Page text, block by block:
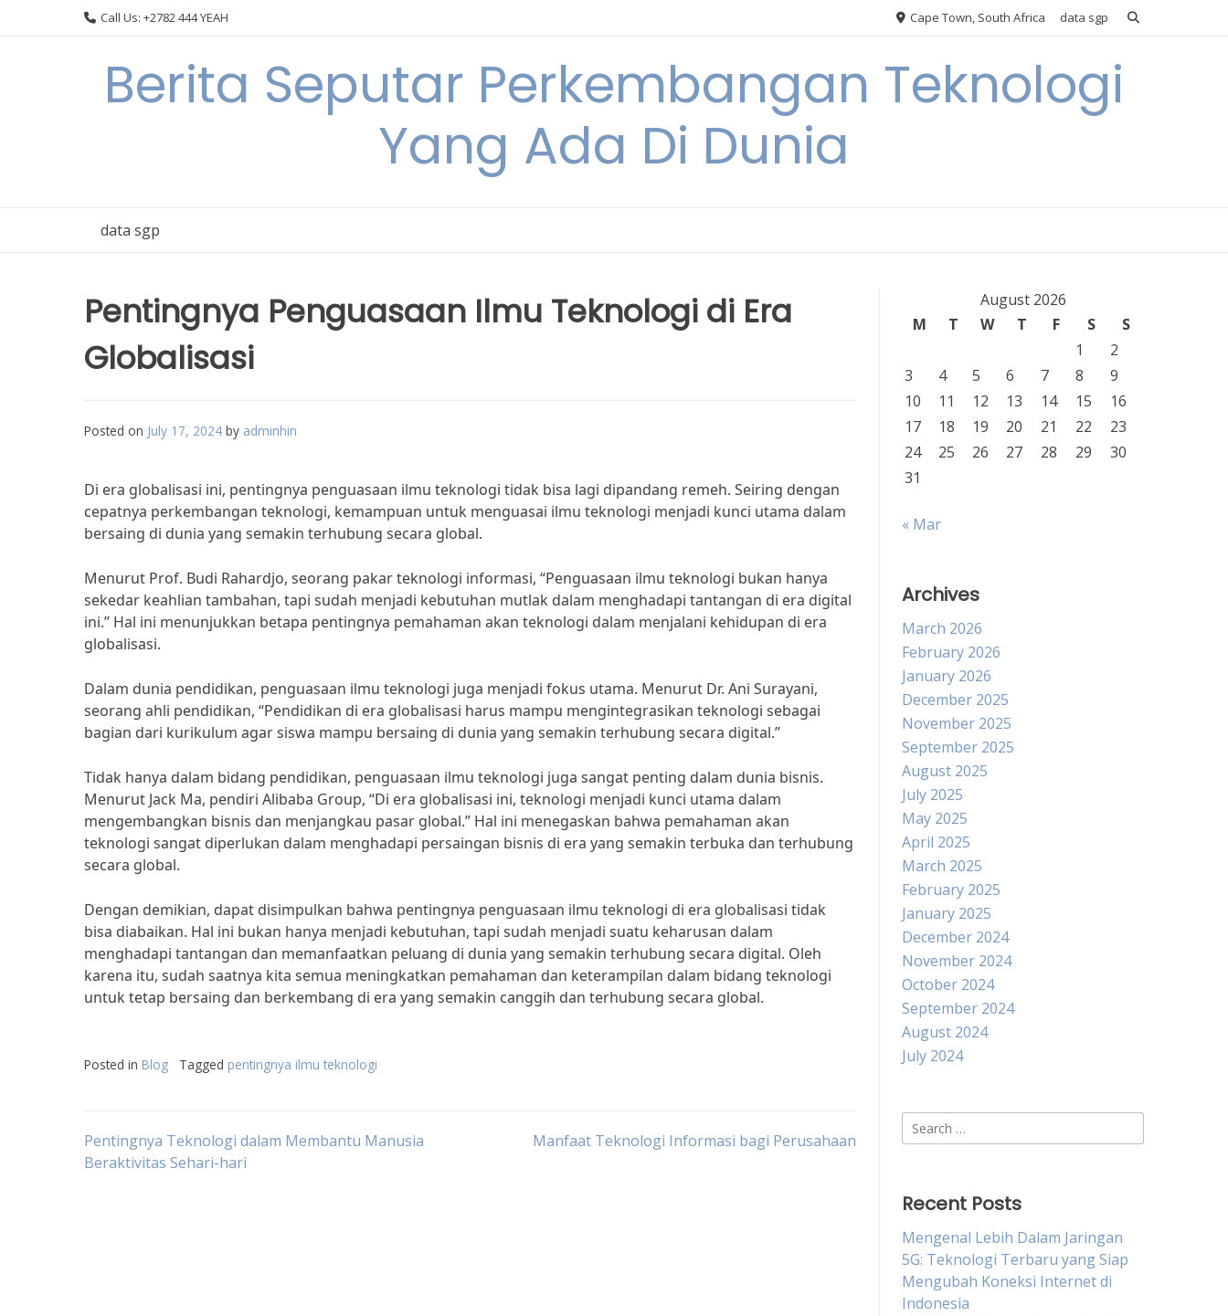
Call Us: +2782 444 YEAH Cape Town, South Africa data sgp
Berita Seputar Perkembangan Teknologi
Yang Ada Di Dunia
data sgp
Pentingnya Penguasaan Ilmu Teknologi di Era
Globalisasi
Posted on July 17, 2024 by adminhin
Di era globalisasi ini, pentingnya penguasaan ilmu teknologi tidak bisa lagi dipandang remeh. Seiring dengan
cepatnya perkembangan teknologi, kemampuan untuk menguasai ilmu teknologi menjadi kunci utama dalam
bersaing di dunia yang semakin terhubung secara global.
Menurut Prof. Budi Rahardjo, seorang pakar teknologi informasi, “Penguasaan ilmu teknologi bukan hanya
sekedar keahlian tambahan, tapi sudah menjadi kebutuhan mutlak dalam menghadapi tantangan di era digital
ini.” Hal ini menunjukkan betapa pentingnya pemahaman akan teknologi dalam menjalani kehidupan di era
globalisasi.
Dalam dunia pendidikan, penguasaan ilmu teknologi juga menjadi fokus utama. Menurut Dr. Ani Surayani,
seorang ahli pendidikan, “Pendidikan di era globalisasi harus mampu mengintegrasikan teknologi sebagai
bagian dari kurikulum agar siswa mampu bersaing di dunia yang semakin terhubung secara digital.”
Tidak hanya dalam bidang pendidikan, penguasaan ilmu teknologi juga sangat penting dalam dunia bisnis.
Menurut Jack Ma, pendiri Alibaba Group, “Di era globalisasi ini, teknologi menjadi kunci utama dalam
mengembangkan bisnis dan menjangkau pasar global.” Hal ini menegaskan bahwa pemahaman akan
teknologi sangat diperlukan dalam menghadapi persaingan bisnis di era yang semakin terbuka dan terhubung
secara global.
Dengan demikian, dapat disimpulkan bahwa pentingnya penguasaan ilmu teknologi di era globalisasi tidak
bisa diabaikan. Hal ini bukan hanya menjadi kebutuhan, tapi sudah menjadi suatu keharusan dalam
menghadapi tantangan dan memanfaatkan peluang di dunia yang semakin terhubung secara digital. Oleh
karena itu, sudah saatnya kita semua meningkatkan pemahaman dan keterampilan dalam bidang teknologi
untuk tetap bersaing dan berkembang di era yang semakin canggih dan terhubung secara global.
Posted in Blog Tagged pentingnya ilmu teknologi
Post
Pentingnya Teknologi dalam Membantu Manusia
Beraktivitas Sehari-hari
Manfaat Teknologi Informasi bagi Perusahaan
August 2026
M
T W T F S
S
1
2
3
4 5 6 7 8
9
10
11 12 13 14 15
16
17
18 19 20 21 22
23
24
25 26 27 28 29
30
31
« Mar
Archives
March 2026
February 2026
January 2026
December 2025
November 2025
September 2025
August 2025
July 2025
May 2025
April 2025
March 2025
February 2025
January 2025
December 2024
November 2024
October 2024
September 2024
August 2024
July 2024
Search
for:
Recent Posts
Mengenal Lebih Dalam Jaringan
5G: Teknologi Terbaru yang Siap
Mengubah Koneksi Internet di
Indonesia